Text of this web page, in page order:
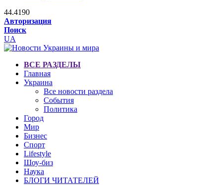
44.4190
Авторизация
Поиск
UA
ВСЕ РАЗДЕЛЫ
Главная
Украина
Все новости раздела
События
Политика
Город
Мир
Бизнес
Спорт
Lifestyle
Шоу-биз
Наука
БЛОГИ ЧИТАТЕЛЕЙ